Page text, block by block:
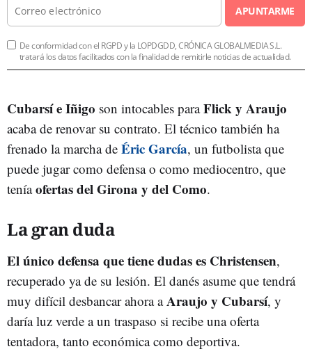
APUNTARME
De conformidad con el RGPD y la LOPDGDD, CRÓNICA GLOBALMEDIA S.L.
tratará los datos facilitados con la finalidad de remitirle noticias de actualidad.
Cubarsí e Iñigo son intocables paraFlick y Araujo
acaba de renovar su contrato. El técnico también ha
frenado la marcha de Éric García, un futbolista que
puede jugar como defensa o como mediocentro, que
teníaofertas del Girona y del Como.
La gran duda
El único defensa que tiene dudas es Christensen,
recuperado ya de su lesión. El danés asume que tendrá
muy difícil desbancar ahora aAraujo y Cubarsí, y
daría luz verde a un traspaso si recibe una oferta
tentadora, tanto económica como deportiva.